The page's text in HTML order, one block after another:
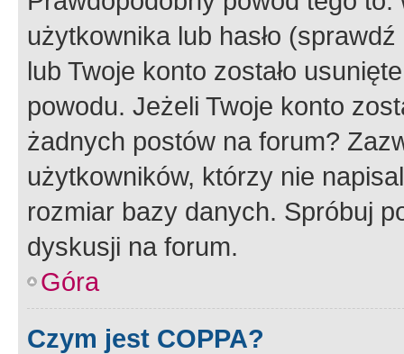
użytkownika lub hasło
lub Twoje konto zostało
powodu. Jeżeli Twoje konto
żadnych postów na forum?
użytkowników, którzy nie
rozmiar bazy danych. Spróbuj
dyskusji na forum.
Góra
Czym jest COPPA?